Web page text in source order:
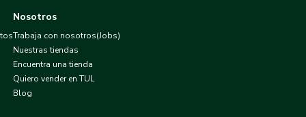
Nosotros
Trabaja con nosotros(Jobs)
Nuestras tiendas
Encuentra una tienda
Quiero vender en TUL
Blog